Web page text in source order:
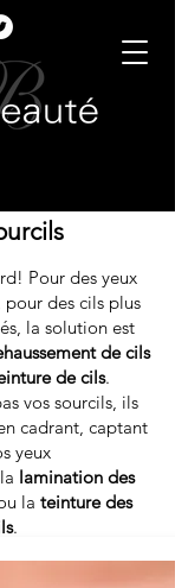
Pour des yeux
pour des cils plus
la solution est
de cils
de cils.
vos sourcils, ils
cadrant, captant
yeux
lamination des
la teinture des
.